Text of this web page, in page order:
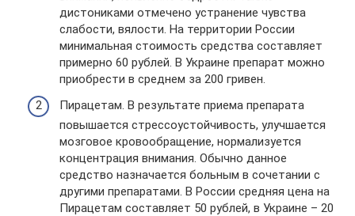
дистониками отмечено устранение чувства
слабости, вялости. На территории России
минимальная стоимость средства составляет
примерно 60 рублей. В Украине препарат можно
приобрести в среднем за 200 гривен.
Пирацетам. В результате приема препарата
повышается стрессоустойчивость, улучшается
мозговое кровообращение, нормализуется
концентрация внимания. Обычно данное
средство назначается больным в сочетании с
другими препаратами. В России средняя цена на
Пирацетам составляет 50 рублей, в Украине – 20